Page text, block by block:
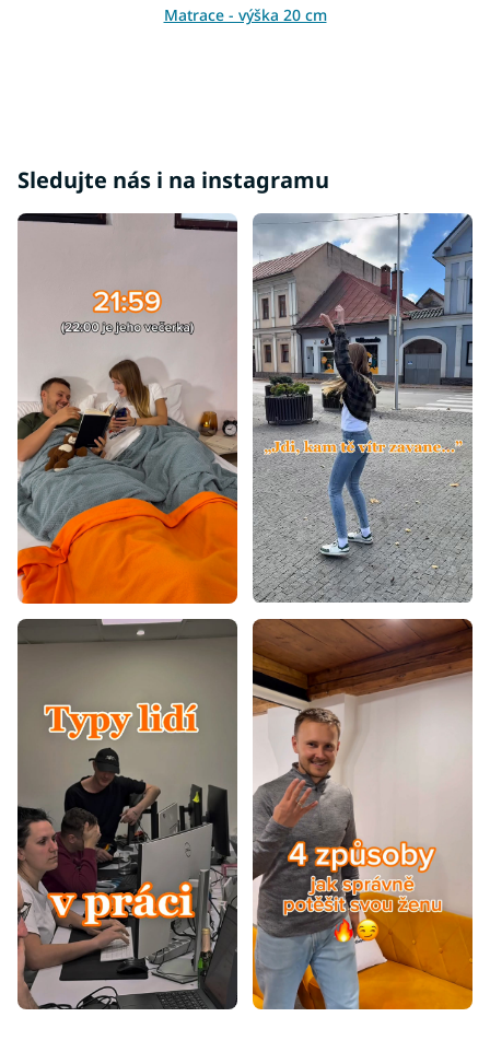
p
i
Matrace - výška 20 cm
Sledujte nás i na instagramu